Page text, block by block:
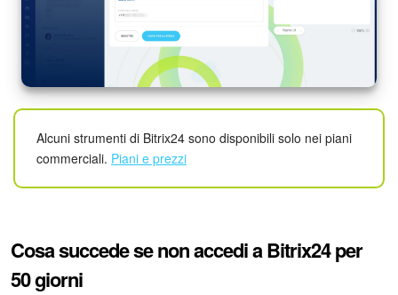
Alcuni strumenti di Bitrix24 sono disponibili solo nei piani
commerciali. Piani e prezzi
Cosa succede se non accedi a Bitrix24 per
50 giorni